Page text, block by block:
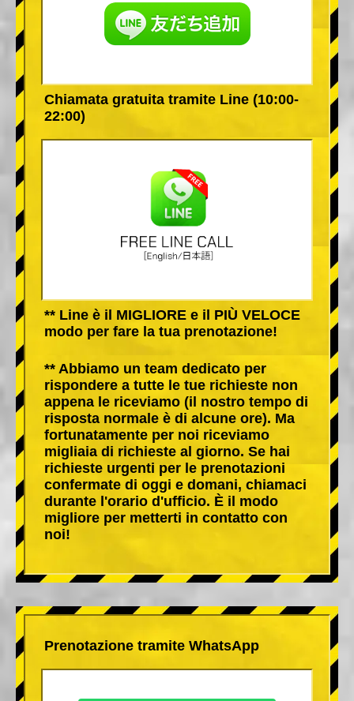
Chiamata gratuita tramite Line (10:00-
22:00)
** Line è il MIGLIORE e il PIÙ VELOCE
modo per fare la tua prenotazione!
** Abbiamo un team dedicato per
rispondere a tutte le tue richieste non
appena le riceviamo (il nostro tempo di
risposta normale è di alcune ore). Ma
fortunatamente per noi riceviamo
migliaia di richieste al giorno. Se hai
richieste urgenti per le prenotazioni
confermate di oggi e domani, chiamaci
durante l'orario d'ufficio. È il modo
migliore per metterti in contatto con
noi!
Prenotazione tramite WhatsApp